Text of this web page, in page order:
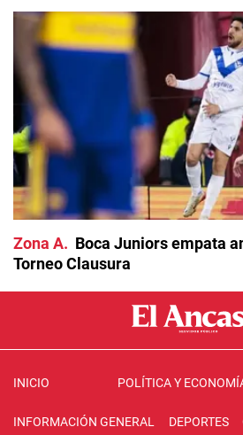
Zona A
Boca Juniors empata
Torneo Clausura
INICIO POLÍTICA Y
INFORMACIÓN GENERAL DEPORTES